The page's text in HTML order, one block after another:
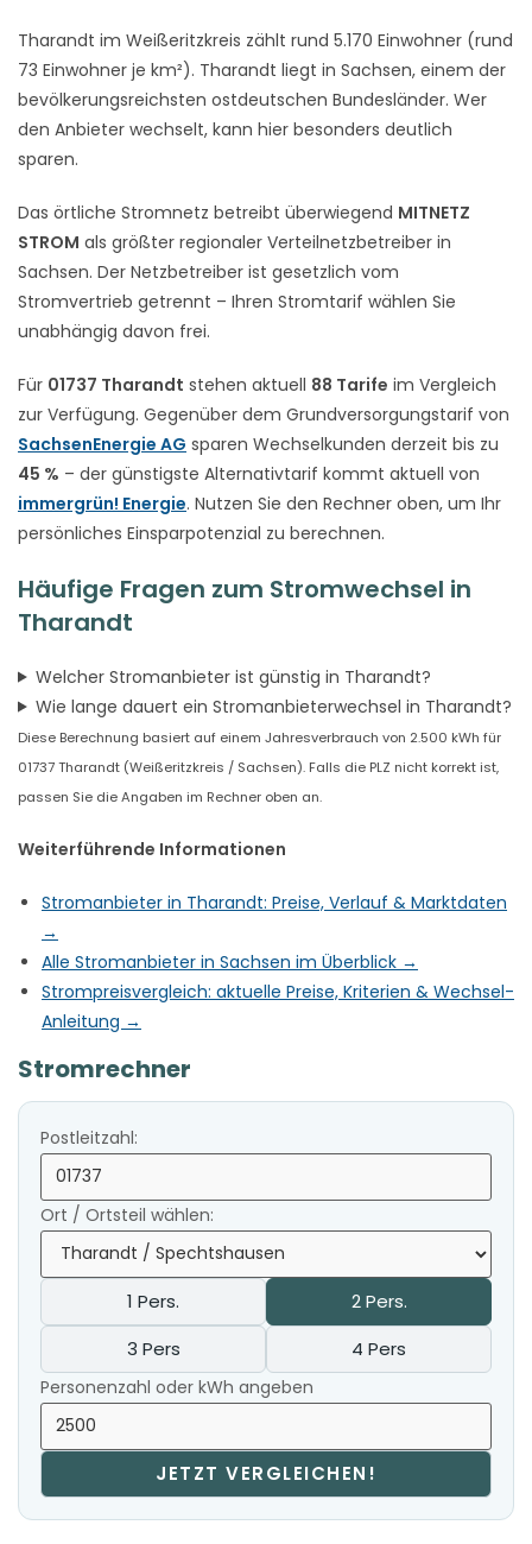
Tharandt im Weißeritzkreis zählt rund 5.170 Einwohner (rund
73 Einwohner je km²). Tharandt liegt in Sachsen, einem der
bevölkerungsreichsten ostdeutschen Bundesländer. Wer
den Anbieter wechselt, kann hier besonders deutlich
sparen.
Das örtliche Stromnetz betreibt überwiegend MITNETZ
STROM als größter regionaler Verteilnetzbetreiber in
Sachsen. Der Netzbetreiber ist gesetzlich vom
Stromvertrieb getrennt – Ihren Stromtarif wählen Sie
unabhängig davon frei.
Für 01737 Tharandt stehen aktuell 88 Tarife im Vergleich
zur Verfügung. Gegenüber dem Grundversorgungstarif von
SachsenEnergie AG sparen Wechselkunden derzeit bis zu
45 % – der günstigste Alternativtarif kommt aktuell von
immergrün! Energie. Nutzen Sie den Rechner oben, um Ihr
persönliches Einsparpotenzial zu berechnen.
Häufige Fragen zum Stromwechsel in
Tharandt
Welcher Stromanbieter ist günstig in Tharandt?
Wie lange dauert ein Stromanbieterwechsel in Tharandt?
Diese Berechnung basiert auf einem Jahresverbrauch von 2.500 kWh für
01737 Tharandt (Weißeritzkreis / Sachsen). Falls die PLZ nicht korrekt ist,
passen Sie die Angaben im Rechner oben an.
Weiterführende Informationen
Stromanbieter in Tharandt: Preise, Verlauf & Marktdaten
→
Alle Stromanbieter in Sachsen im Überblick →
Strompreisvergleich: aktuelle Preise, Kriterien & Wechsel-
Anleitung →
Stromrechner
Postleitzahl:
Ort / Ortsteil wählen:
1 Pers.
2 Pers.
3 Pers
4 Pers
Personenzahl oder kWh angeben
JETZT VERGLEICHEN!